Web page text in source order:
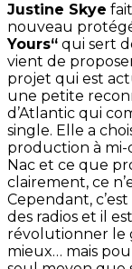
Justine Skye
nouveau
Yours“ qui sert
vient de
projet qui est
une petite
d’Atlantic qui
single. Elle a
production à
Nac et ce que
clairement, ce
Cependant,
des radios et il
révolutionner le
mieux… mais